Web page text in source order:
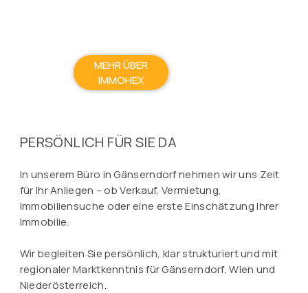
MEHR ÜBER
IMMOHEX
PERSÖNLICH FÜR SIE DA
In unserem Büro in Gänserndorf nehmen wir uns Zeit
für Ihr Anliegen – ob Verkauf, Vermietung,
Immobiliensuche oder eine erste Einschätzung Ihrer
Immobilie.
Wir begleiten Sie persönlich, klar strukturiert und mit
regionaler Marktkenntnis für Gänserndorf, Wien und
Niederösterreich.